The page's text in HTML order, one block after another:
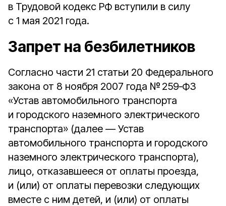
в Трудовой кодекс РФ вступили в силу
с 1 мая 2021 года.
Запрет на безбилетников
Согласно части 21 статьи 20 Федерального
закона от 8 ноября 2007 года № 259‑ФЗ
«Устав автомобильного транспорта
и городского наземного электрического
транспорта» (далее — Устав
автомобильного транспорта и городского
наземного электрического транспорта),
лицо, отказавшееся от оплаты проезда,
и (или) от оплаты перевозки следующих
вместе с ним детей, и (или) от оплаты